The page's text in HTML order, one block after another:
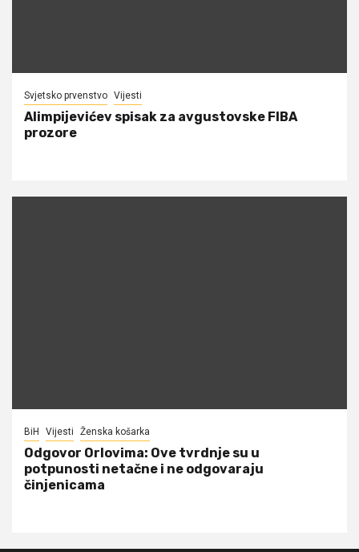
Svjetsko prvenstvo Vijesti
Alimpijevićev spisak za avgustovske FIBA
prozore
BiH Vijesti Ženska košarka
Odgovor Orlovima: ​Ove tvrdnje su u
potpunosti netačne i ne odgovaraju
činjenicama